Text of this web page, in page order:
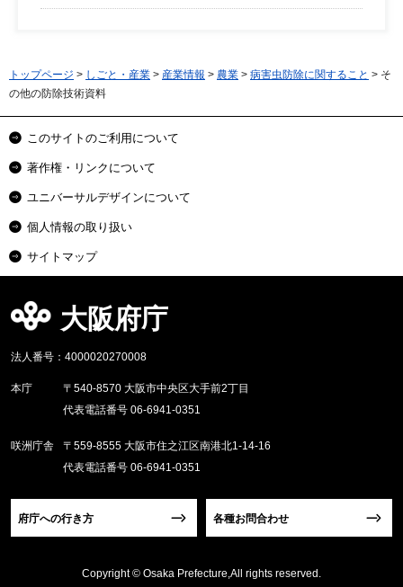
トップページ > しごと・産業 > 産業情報 > 農業 > 病害虫防除に関すること > そ
の他の防除技術資料
このサイトのご利用について
著作権・リンクについて
ユニバーサルデザインについて
個人情報の取り扱い
サイトマップ
大阪府庁
法人番号：4000020270008
本庁
〒540-8570 大阪市中央区大手前2丁目
代表電話番号 06-6941-0351
咲洲庁舎
〒559-8555 大阪市住之江区南港北1-14-16
代表電話番号 06-6941-0351
府庁への行き方 各種お問合わせ
Copyright © Osaka Prefecture,All rights reserved.